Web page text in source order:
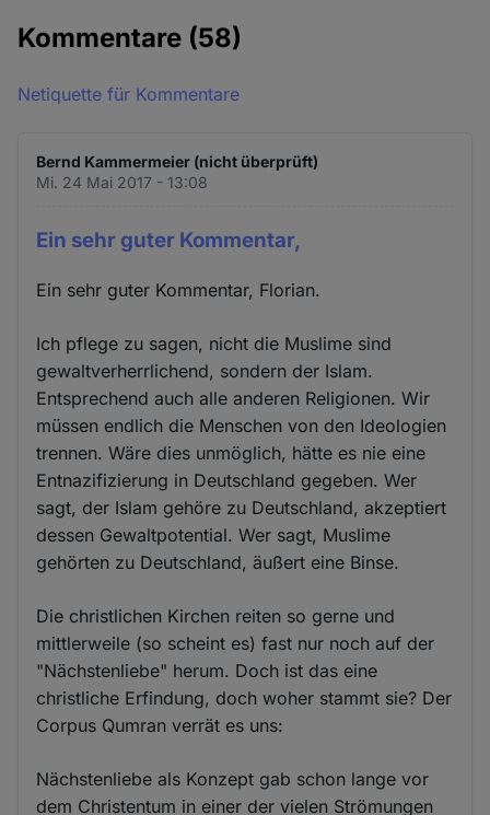
Kommentare (58)
Netiquette für Kommentare
Bernd Kammermeier (nicht überprüft)
Mi. 24 Mai 2017 - 13:08
Ein sehr guter Kommentar,
Ein sehr guter Kommentar, Florian.
Ich pflege zu sagen, nicht die Muslime sind
gewaltverherrlichend, sondern der Islam.
Entsprechend auch alle anderen Religionen. Wir
müssen endlich die Menschen von den Ideologien
trennen. Wäre dies unmöglich, hätte es nie eine
Entnazifizierung in Deutschland gegeben. Wer
sagt, der Islam gehöre zu Deutschland, akzeptiert
dessen Gewaltpotential. Wer sagt, Muslime
gehörten zu Deutschland, äußert eine Binse.
Die christlichen Kirchen reiten so gerne und
mittlerweile (so scheint es) fast nur noch auf der
"Nächstenliebe" herum. Doch ist das eine
christliche Erfindung, doch woher stammt sie? Der
Corpus Qumran verrät es uns:
Nächstenliebe als Konzept gab schon lange vor
dem Christentum in einer der vielen Strömungen